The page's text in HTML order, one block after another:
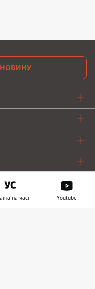
на часі Youtube